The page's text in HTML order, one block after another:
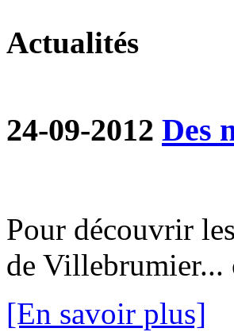
Actualités
24-09-2012 Des
Pour découvrir
de
[En savoir plus]